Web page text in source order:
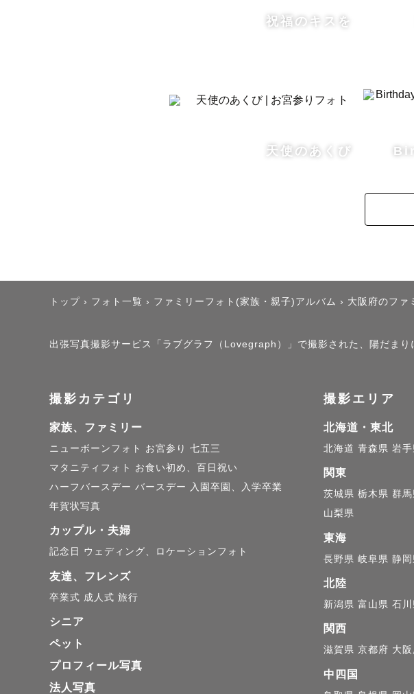
ずっと変わらず人を撮るのが
女性を可愛く撮ることが得意
・人見知りの息子が泣かなく
大阪 / 兵庫 / 京都
関西を中心に日祝をメインに
※上記エリア内でも交通費が
だく場合がございますので予
公共交通機関で向かうカメラ
て頂く場合がございます🚃✻
※スケジュールが×になってい
日程や撮影場所、撮影内容な
祝福のキスを
天使のあくび
トップ › フォト一覧 › ファミリーフォト(家族・親子)アルバム › 大阪府のファ
出張写真撮影サービス「ラブグラフ（Lovegraph）」で撮影された、陽だま
撮影カテゴリ
家族、ファミリー
ニューボーンフォト お宮参り 七五三
マタニティフォト
お食い初め、百日祝い
ハーフバースデー バースデー
入園卒園、入学卒業
年賀状写真
カップル・夫婦
記念日 ウェディング、ロケーションフォト
友達、フレンズ
卒業式 成人式 旅行
シニア
ペット
プロフィール写真
法人写真
撮影エリア
北海道・東北
北海道 青森県 岩手
関東
茨城県 栃木県 群馬
山梨県
東海
長野県 岐阜県 静岡
北陸
新潟県 富山県 石川
関西
滋賀県 京都府 大
中四国